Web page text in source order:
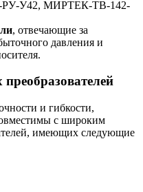
У42, МИРТЕК-ТВ-142-
, отвечающие за
давления и
и гибкости,
с широким
имеющих следующие